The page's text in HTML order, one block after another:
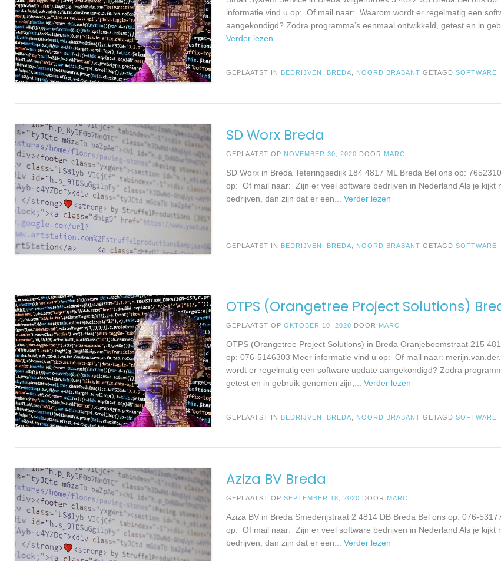
informatie vind u op: Of mail naar: Waarom wordt er regelmatig een
aangekondigd? Zodra programma’s eenmaal ontwikkeld, getest en in
Verder lezen
GEPLAATST IN BEDRIJVEN BREDA NOORD BRABANT GETAGDSOFTWARE
SD Worx Breda
GEPLAATST OP NOVEMBER 30, 2020 DOOR MARC
SD Worx in Breda Teteringsedijk 184 4817 ML Breda Bel ons op:
op: Of mail naar: Zijn er veel software bedrijven in Nederland Als je kijkt
bedrijven, dan zijn dat er een ... Verder lezen
GEPLAATST IN BEDRIJVEN BREDA NOORD BRABANT GETAGDSOFTWARE
OTPS (Orangetree Project Solutions)
GEPLAATST OPOKTOBER 10, 2020 DOOR MARC
OTPS (Orangetree Project Solutions) in Breda Oranjeboomstraat 215
op: 076-5146303 Meer informatie vind u op: Of mail naar:
wordt er regelmatig een software update aangekondigd? Zodra
getest en in gebruik genomen zijn,
... Verder lezen
GEPLAATST IN BEDRIJVEN BREDA NOORD BRABANT GETAGDSOFTWARE
Aziza BV Breda
GEPLAATST OPSEPTEMBER 18, 2020 DOOR MARC
Aziza BV in Breda Smederijstraat 2 4814 DB Breda Bel ons op: 076-
op: Of mail naar: Zijn er veel software bedrijven in Nederland Als je kijkt
bedrijven, dan zijn dat er een... Verder lezen